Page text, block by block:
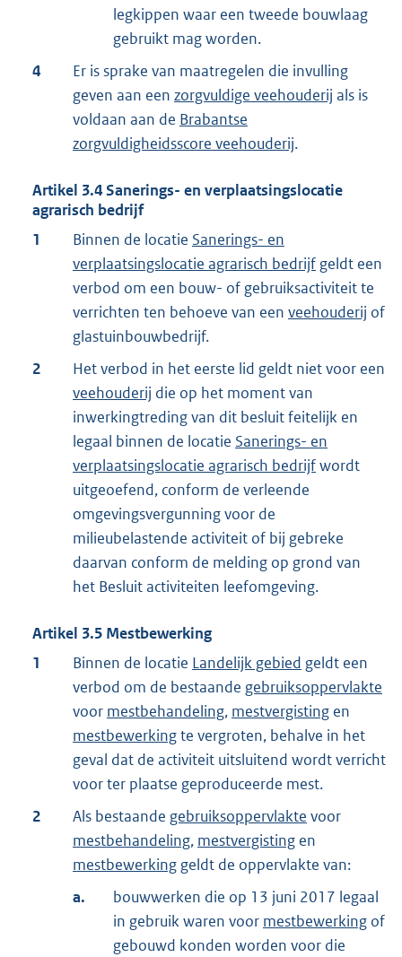
legkippen waar een tweede bouwlaag
gebruikt mag worden.
4
Er is sprake van maatregelen die invulling
geven aan een zorgvuldige veehouderij als is
voldaan aan de Brabantse
zorgvuldigheidsscore veehouderij.
Artikel 3.4Sanerings- en verplaatsingslocatie
agrarisch bedrijf
1
Binnen de locatie Sanerings- en
verplaatsingslocatie agrarisch bedrijf geldt een
verbod om een bouw- of gebruiksactiviteit te
verrichten ten behoeve van een veehouderij of
glastuinbouwbedrijf.
2
Het verbod in het eerste lid geldt niet voor een
veehouderij die op het moment van
inwerkingtreding van dit besluit feitelijk en
legaal binnen de locatie Sanerings- en
verplaatsingslocatie agrarisch bedrijfwordt
uitgeoefend, conform de verleende
omgevingsvergunning voor de
milieubelastende activiteit of bij gebreke
daarvan conform de melding op grond van
het Besluit activiteiten leefomgeving.
Artikel 3.5 Mestbewerking
1
Binnen de locatie Landelijk gebied geldt een
verbod om de bestaande gebruiksoppervlakte
voor mestbehandeling, mestvergisting en
mestbewerkingte vergroten, behalve in het
geval dat de activiteit uitsluitend wordt verricht
voor ter plaatse geproduceerde mest.
2
Als bestaande gebruiksoppervlakte voor
mestbehandeling, mestvergisting en
mestbewerking geldt de oppervlakte van:
a.
bouwwerken die op 13 juni 2017 legaal
in gebruik waren voor mestbewerking of
gebouwd konden worden voor die